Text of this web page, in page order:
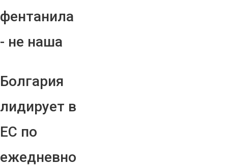
фентанила
- не наша
Болгария
лидирует в
ЕС по
ежедневно